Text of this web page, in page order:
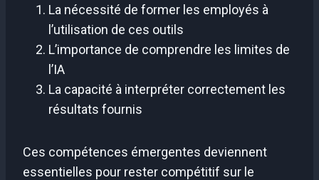
La nécessité de former les employés à
l’utilisation de ces outils
L’importance de comprendre les limites de
l’IA
La capacité à interpréter correctement les
résultats fournis
Ces compétences émergentes deviennent
essentielles pour rester compétitif sur le